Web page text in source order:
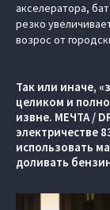
акселератора,
резко
возрос от
Так или иначе,
целиком и
извне. МЕЧТА /
электричестве
использовать
доливать